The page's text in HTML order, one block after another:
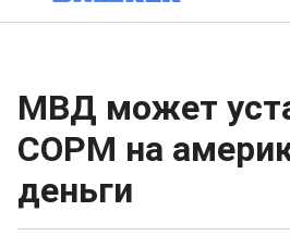
МВД может
СОРМ на
деньги